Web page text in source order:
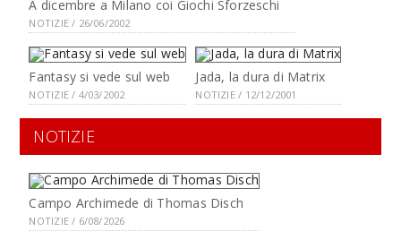
A dicembre a Milano coi Giochi Sforzeschi
NOTIZIE / 26/06/2002
Fantasy si vede sul web
NOTIZIE / 4/03/2002
Jada, la dura di Matrix
NOTIZIE / 12/12/2001
NOTIZIE
Campo Archimede di Thomas Disch
NOTIZIE / 6/08/2026